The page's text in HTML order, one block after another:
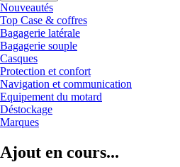
Nouveautés
Top Case & coffres
Bagagerie latérale
Bagagerie souple
Casques
Protection et confort
Navigation et communication
Equipement du motard
Déstockage
Marques
Ajout en cours...